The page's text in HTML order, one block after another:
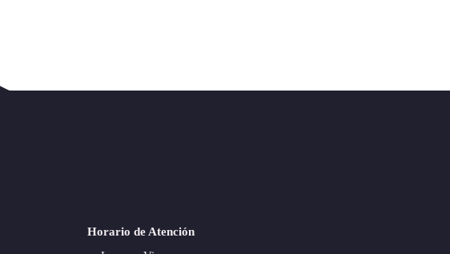
Horario de Atención